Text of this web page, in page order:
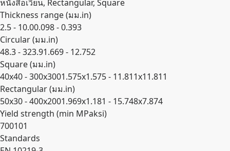
หนังสือเวียน, Rectangular, Square
Thickness range (มม.in)
2.5 - 10.00.098 - 0.393
Circular (มม.in)
48.3 - 323.91.669 - 12.752
Square (มม.in)
40x40 - 300x3001.575x1.575 - 11.811x11.811
Rectangular (มม.in)
50x30 - 400x2001.969x1.181 - 15.748x7.874
Yield strength (min MPaksi)
700101
Standards